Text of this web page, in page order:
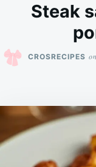
Steak
CROSRECIPES on